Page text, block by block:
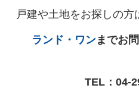
戸建や土地をお探しの方
ランド・ワンまでお
TEL： 04-